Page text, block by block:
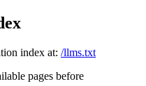
index at: /llms.txt
pages before